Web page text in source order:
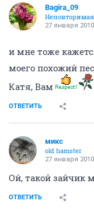
Bagira_09
Неповторимая
27 января 2010
и мне тоже
моего похожий
Катя, Вам
ОТВЕТИТЬ
микс
old hamster
27 января 2010
Ой, такой зайчик
ОТВЕТИТЬ